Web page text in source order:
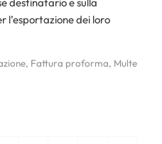
l’esportazione dei loro
, Fattura proforma, Multe